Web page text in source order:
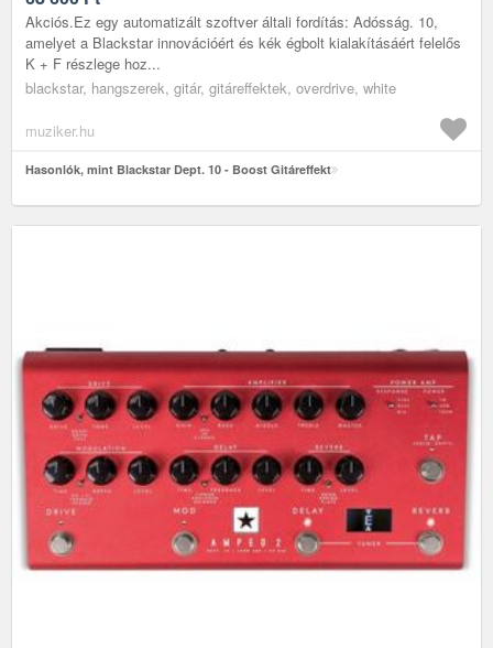
Akciós.Ez egy automatizált szoftver általi fordítás: Adósság. 10,
amelyet a Blackstar innovációért és kék égbolt kialakításáért felelős
K + F részlege hoz...
blackstar, hangszerek, gitár, gitáreffektek, overdrive, white
muziker.hu
Hasonlók, mint Blackstar Dept. 10 - Boost Gitáreffekt